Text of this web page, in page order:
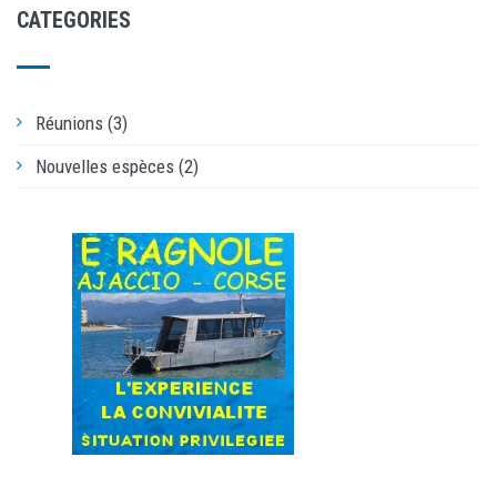
CATEGORIES
Réunions (3)
Nouvelles espèces (2)